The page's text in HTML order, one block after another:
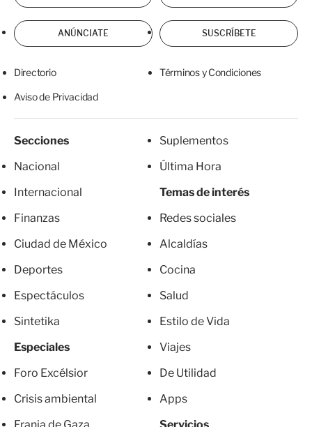
ANÚNCIATE SUSCRÍBETE
Directorio Términos y Condiciones
Aviso de Privacidad
Secciones
Nacional
Internacional
Finanzas
Ciudad de México
Deportes
Espectáculos
Sintetika
Especiales
Foro Excélsior
Crisis ambiental
Suplementos
Última Hora
Temas de interés
Redes sociales
Alcaldías
Cocina
Salud
Estilo de Vida
Viajes
De Utilidad
Apps